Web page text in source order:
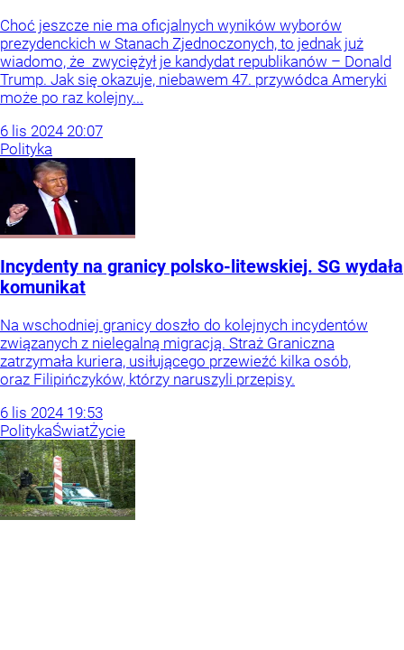
Choć jeszcze nie ma oficjalnych wyników wyborów
prezydenckich w Stanach Zjednoczonych, to jednak już
wiadomo, że zwyciężył je kandydat republikanów – Donald
Trump. Jak się okazuje, niebawem 47. przywódca Ameryki
może po raz kolejny...
6 lis 2024 20:07
Polityka
Incydenty na granicy polsko-litewskiej. SG wydała
komunikat
Na wschodniej granicy doszło do kolejnych incydentów
związanych z nielegalną migracją. Straż Graniczna
zatrzymała kuriera, usiłującego przewieźć kilka osób,
oraz Filipińczyków, którzy naruszyli przepisy.
6 lis 2024 19:53
PolitykaŚwiatŻycie